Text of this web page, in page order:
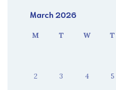
March 2026
M T W T
2 3 4 5